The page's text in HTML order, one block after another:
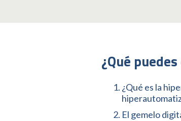
¿Qué
¿Qué es la
El gemelo